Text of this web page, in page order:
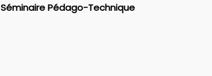
Séminaire Pédago-Technique